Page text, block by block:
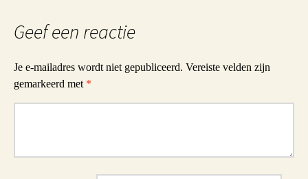
Geef een reactie
Je e-mailadres wordt niet gepubliceerd. Vereiste velden zijn
gemarkeerd met *